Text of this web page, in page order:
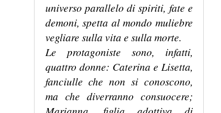
universo parallelo di spiriti, fate e
demoni, spetta al mondo muliebre
vegliare sulla vita e sulla morte.
Le protagoniste sono, infatti,
quattro donne: Caterina e Lisetta,
fanciulle che non si conoscono,
ma che diverranno consuocere;